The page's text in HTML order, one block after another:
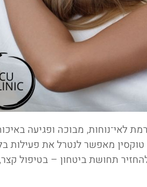
לאי־נוחות, מבוכה ופגיעה
טוקסין מאפשר לנטרל את פעילות
תחושת ביטחון – בטיפול קצר,